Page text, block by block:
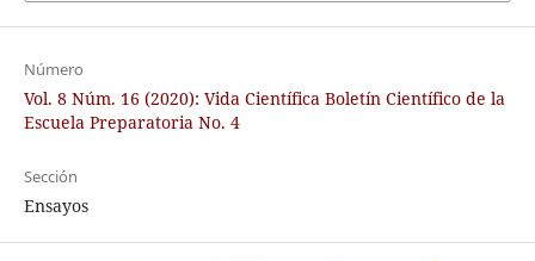
Número
Vol. 8 Núm. 16 (2020): Vida Científica Boletín Científico de la
Escuela Preparatoria No. 4
Sección
Ensayos